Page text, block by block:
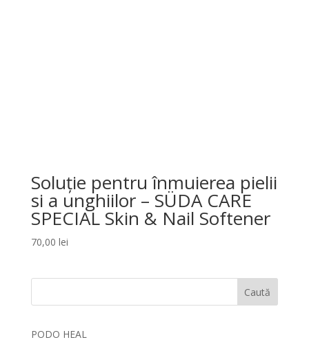
Soluție pentru înmuierea pielii
si a unghiilor – SÜDA CARE
SPECIAL Skin & Nail Softener
70,00 lei
Caută
PODO HEAL